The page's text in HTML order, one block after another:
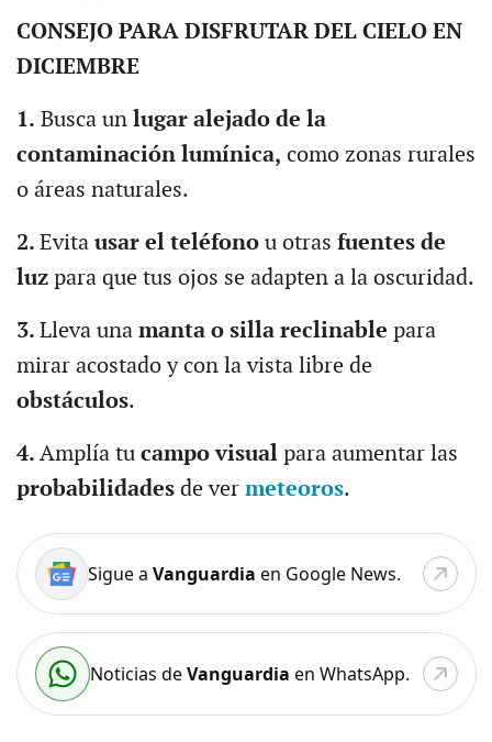
CONSEJO PARA DISFRUTAR DEL CIELO EN
DICIEMBRE
1. Busca unlugar alejado de la
contaminación lumínica, como zonas rurales
o áreas naturales.
2. Evita usar el teléfonou otras fuentes de
luzpara que tus ojos se adapten a la oscuridad.
3. Lleva una manta o silla reclinable para
mirar acostado y con la vista libre de
obstáculos.
4. Amplía tu campo visualpara aumentar las
probabilidades de ver meteoros.
Sigue a Vanguardia en Google News.
Noticias deVanguardia en WhatsApp.